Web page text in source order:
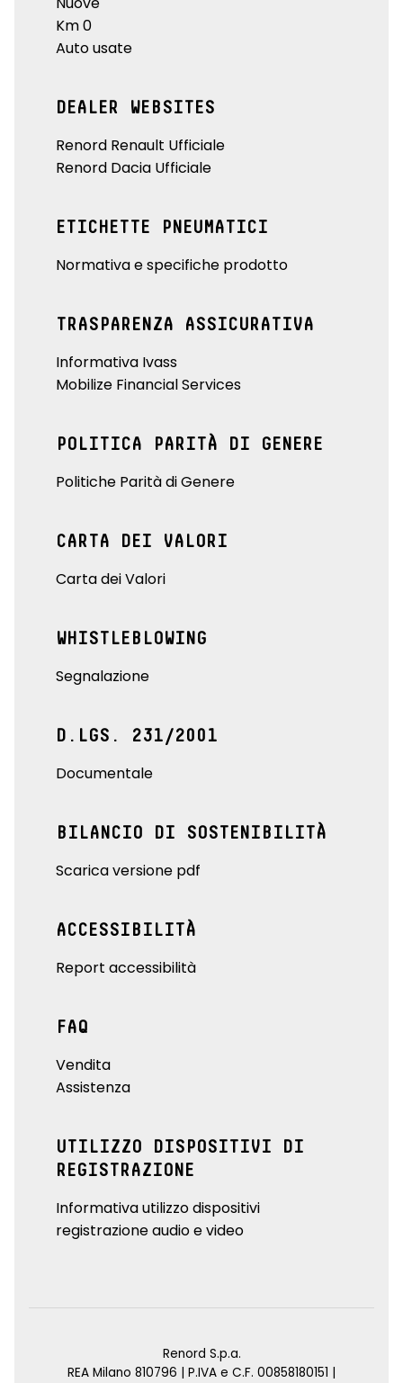
Km 0
Auto usate
DEALER WEBSITES
Renord Renault Ufficiale
Renord Dacia Ufficiale
ETICHETTE PNEUMATICI
Normativa e specifiche prodotto
TRASPARENZA ASSICURATIVA
Informativa Ivass
Mobilize Financial Services
POLITICA PARITÀ DI GENERE
Politiche Parità di Genere
CARTA DEI VALORI
Carta dei Valori
WHISTLEBLOWING
Segnalazione
D.LGS. 231/2001
Documentale
BILANCIO DI SOSTENIBILITÀ
Scarica versione pdf
ACCESSIBILITÀ
Report accessibilità
FAQ
Vendita
Assistenza
UTILIZZO DISPOSITIVI DI
REGISTRAZIONE
Informativa utilizzo dispositivi
registrazione audio e video
Renord S.p.a.
REA Milano 810796 | P.IVA e C.F. 00858180151 |